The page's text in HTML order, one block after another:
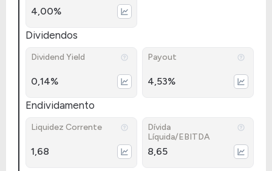
4,00%
Dividendos
Dividend Yield
0,14%
Payout
4,53%
Endividamento
Liquidez Corrente
1,68
Dívida
Líquida/EBITDA
8,65